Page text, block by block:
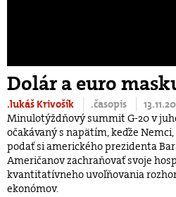
Dolár a euro
.lukáš Krivošík .časopis
Minulotýždňový summit G-20 v
očakávaný s napätím, keďže
podať si amerického prezidenta
Američanov zachraňovať svoje
kvantitatívneho uvoľňovania
ekonómov.